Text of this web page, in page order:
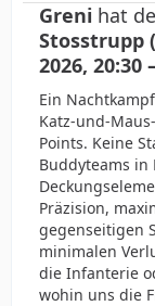
Greni hat
Stosstrupp
2026, 20:30
Ein
Katz-und-
Points. Keine
Buddyteams in
Präzision,
gegenseitigen
minimalen
die Infanterie
wohin uns die